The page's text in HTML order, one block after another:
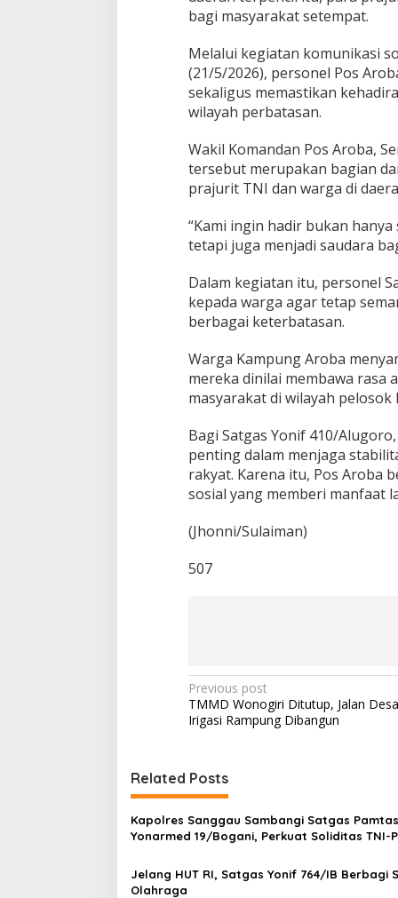
r
t
bagi masyarakat setempat.
Melalui kegiatan komunikasi
(21/5/2026), personel Pos
sekaligus memastikan
wilayah perbatasan.
Wakil Komandan Pos Aroba,
tersebut merupakan bagian
prajurit TNI dan warga di
“Kami ingin hadir bukan
tetapi juga menjadi saudara
Dalam kegiatan itu, personel
kepada warga agar tetap
berbagai keterbatasan.
Warga Kampung Aroba
mereka dinilai membawa rasa
masyarakat di wilayah pelosok
Bagi Satgas Yonif 410/
penting dalam menjaga
rakyat. Karena itu, Pos Aroba
sosial yang memberi manfaat
(Jhonni/Sulaiman)
507
P
o
t
n
a
v
i
Previous post
TMMD Wonogiri Ditutup, Jalan
Irigasi Rampung Dibangun
Related Posts
Kapolres Sanggau Sambangi Satgas Pamtas
Yonarmed 19/Bogani, Perkuat Soliditas TNI-
Jelang HUT RI, Satgas Yonif 764/IB Berbagi
Olahraga